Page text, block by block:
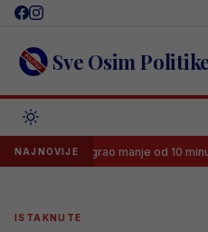
Skip
content Sve Osim
NAJNOVIJE
igrao manje od 10 minuta, sada
ISTAKNUTE